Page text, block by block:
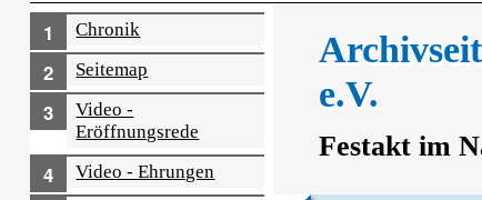
Chronik
Seitemap
Video -
Eröffnungsrede
Video - Ehrungen
e.V.
Festakt im